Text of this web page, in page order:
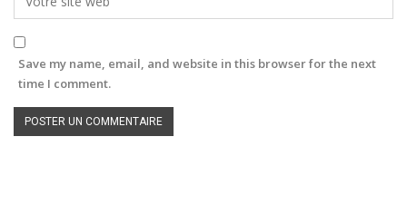
Save my name, email, and website in this browser for the next
time I comment.